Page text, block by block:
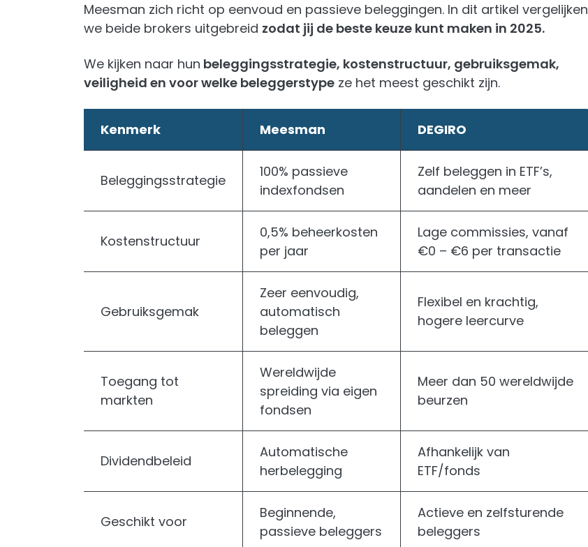
Meesman zich richt op eenvoud en passieve beleggingen. In dit artikel vergelijken
we beide brokers uitgebreid zodat jij de beste keuze kunt maken in 2025.
We kijken naar hun beleggingsstrategie, kostenstructuur, gebruiksgemak,
veiligheid en voor welke beleggerstype ze het meest geschikt zijn.
Kenmerk Meesman DEGIRO
Beleggingsstrategie
100% passieve
indexfondsen
Zelf beleggen in ETF’s,
aandelen en meer
Kostenstructuur
0,5% beheerkosten
per jaar
Lage commissies, vanaf
€0 – €6 per transactie
Gebruiksgemak
Zeer eenvoudig,
automatisch
beleggen
Flexibel en krachtig,
hogere leercurve
Toegang tot
markten
Wereldwijde
spreiding via eigen
fondsen
Meer dan 50 wereldwijde
beurzen
Dividendbeleid
Automatische
herbelegging
Afhankelijk van
ETF/fonds
Geschikt voor
Beginnende,
passieve beleggers
Actieve en zelfsturende
beleggers